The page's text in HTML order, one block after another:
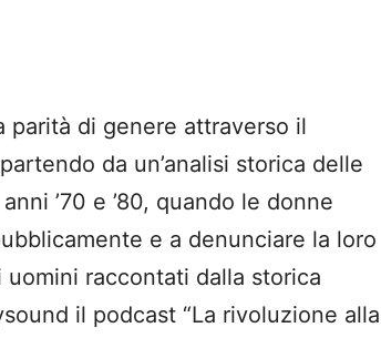
parità di genere attraverso il
da un’analisi storica delle
’70 e ’80, quando le donne
e a denunciare la loro
raccontati dalla storica
il podcast “La rivoluzione alla